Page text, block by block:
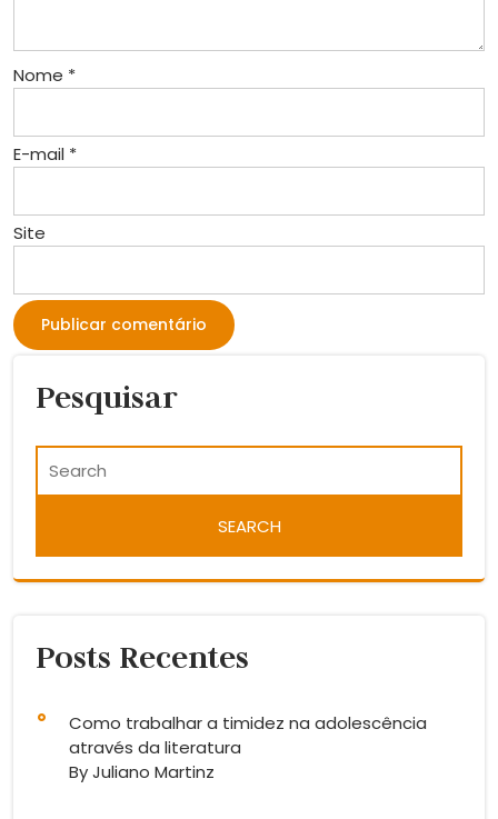
Nome *
E-mail *
Site
Pesquisar
Posts Recentes
Como trabalhar a timidez na adolescência
através da literatura
By Juliano Martinz